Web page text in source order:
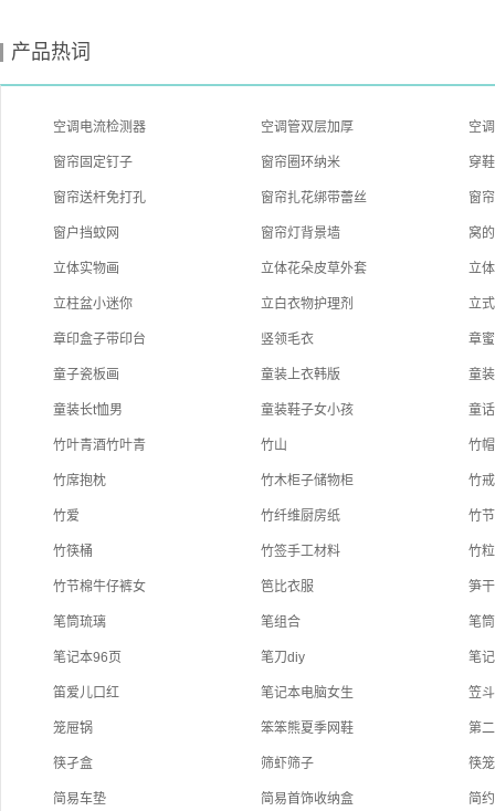
产品热词
空调电流检测器 空调管双层加厚 空
窗帘固定钉子 窗帘圈环纳米 穿
窗帘送杆免打孔 窗帘扎花绑带蕾丝 窗
窗户挡蚊网 窗帘灯背景墙 窝
立体实物画 立体花朵皮草外套 立
立柱盆小迷你 立白衣物护理剂 立
章印盒子带印台 竖领毛衣 章
童子瓷板画 童装上衣韩版 童
童装长t恤男 童装鞋子女小孩 童
竹叶青酒竹叶青 竹山 竹
竹席抱枕 竹木柜子储物柜 竹
竹爱 竹纤维厨房纸 竹
竹筷桶 竹签手工材料 竹
竹节棉牛仔裤女 笆比衣服 笋
笔筒琉璃 笔组合 笔
笔记本96页 笔刀diy 笔
笛爱儿口红 笔记本电脑女生 笠
笼屉锅 笨笨熊夏季网鞋 第
筷孑盒 筛虾筛子 筷
简易车垫 简易首饰收纳盒 简